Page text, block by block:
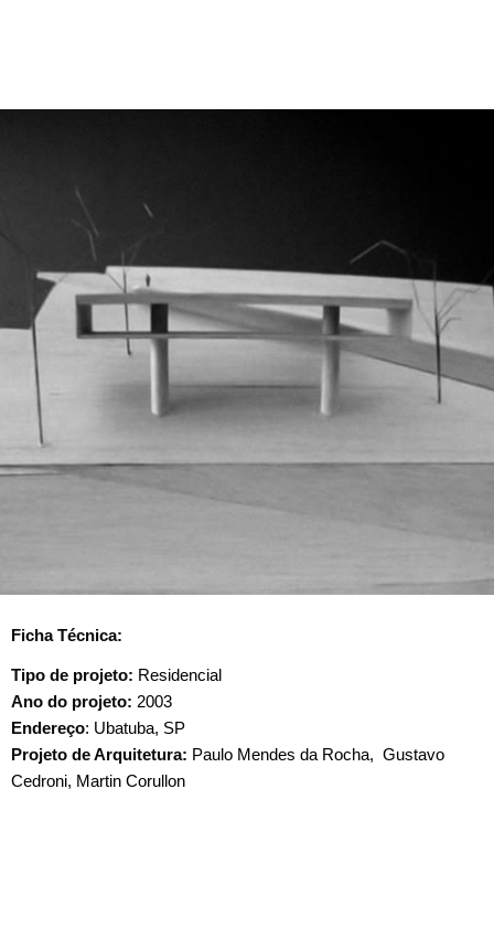
Ficha Técnica:
Tipo de projeto: Residencial
Ano do projeto: 2003
Endereço: Ubatuba, SP
Projeto de Arquitetura: Paulo Mendes da Rocha, Gustavo
Cedroni, Martin Corullon